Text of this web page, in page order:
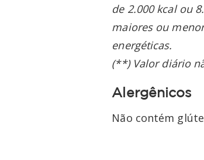
de 2.000 kcal ou
maiores ou
energéticas.
(**) Valor diário
Alergênicos
Não contém